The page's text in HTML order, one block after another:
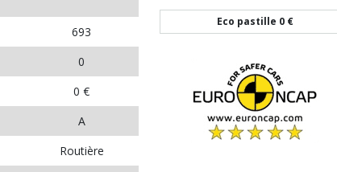
693
0
0 €
A
Routière
Eco pastille 0 €